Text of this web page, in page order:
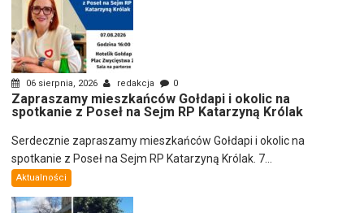
06 sierpnia, 2026 redakcja 0
Zapraszamy mieszkańców Gołdapi i okolic na
spotkanie z Poseł na Sejm RP Katarzyną Królak
Serdecznie zapraszamy mieszkańców Gołdapi i okolic na
spotkanie z Poseł na Sejm RP Katarzyną Królak. 7...
Aktualności